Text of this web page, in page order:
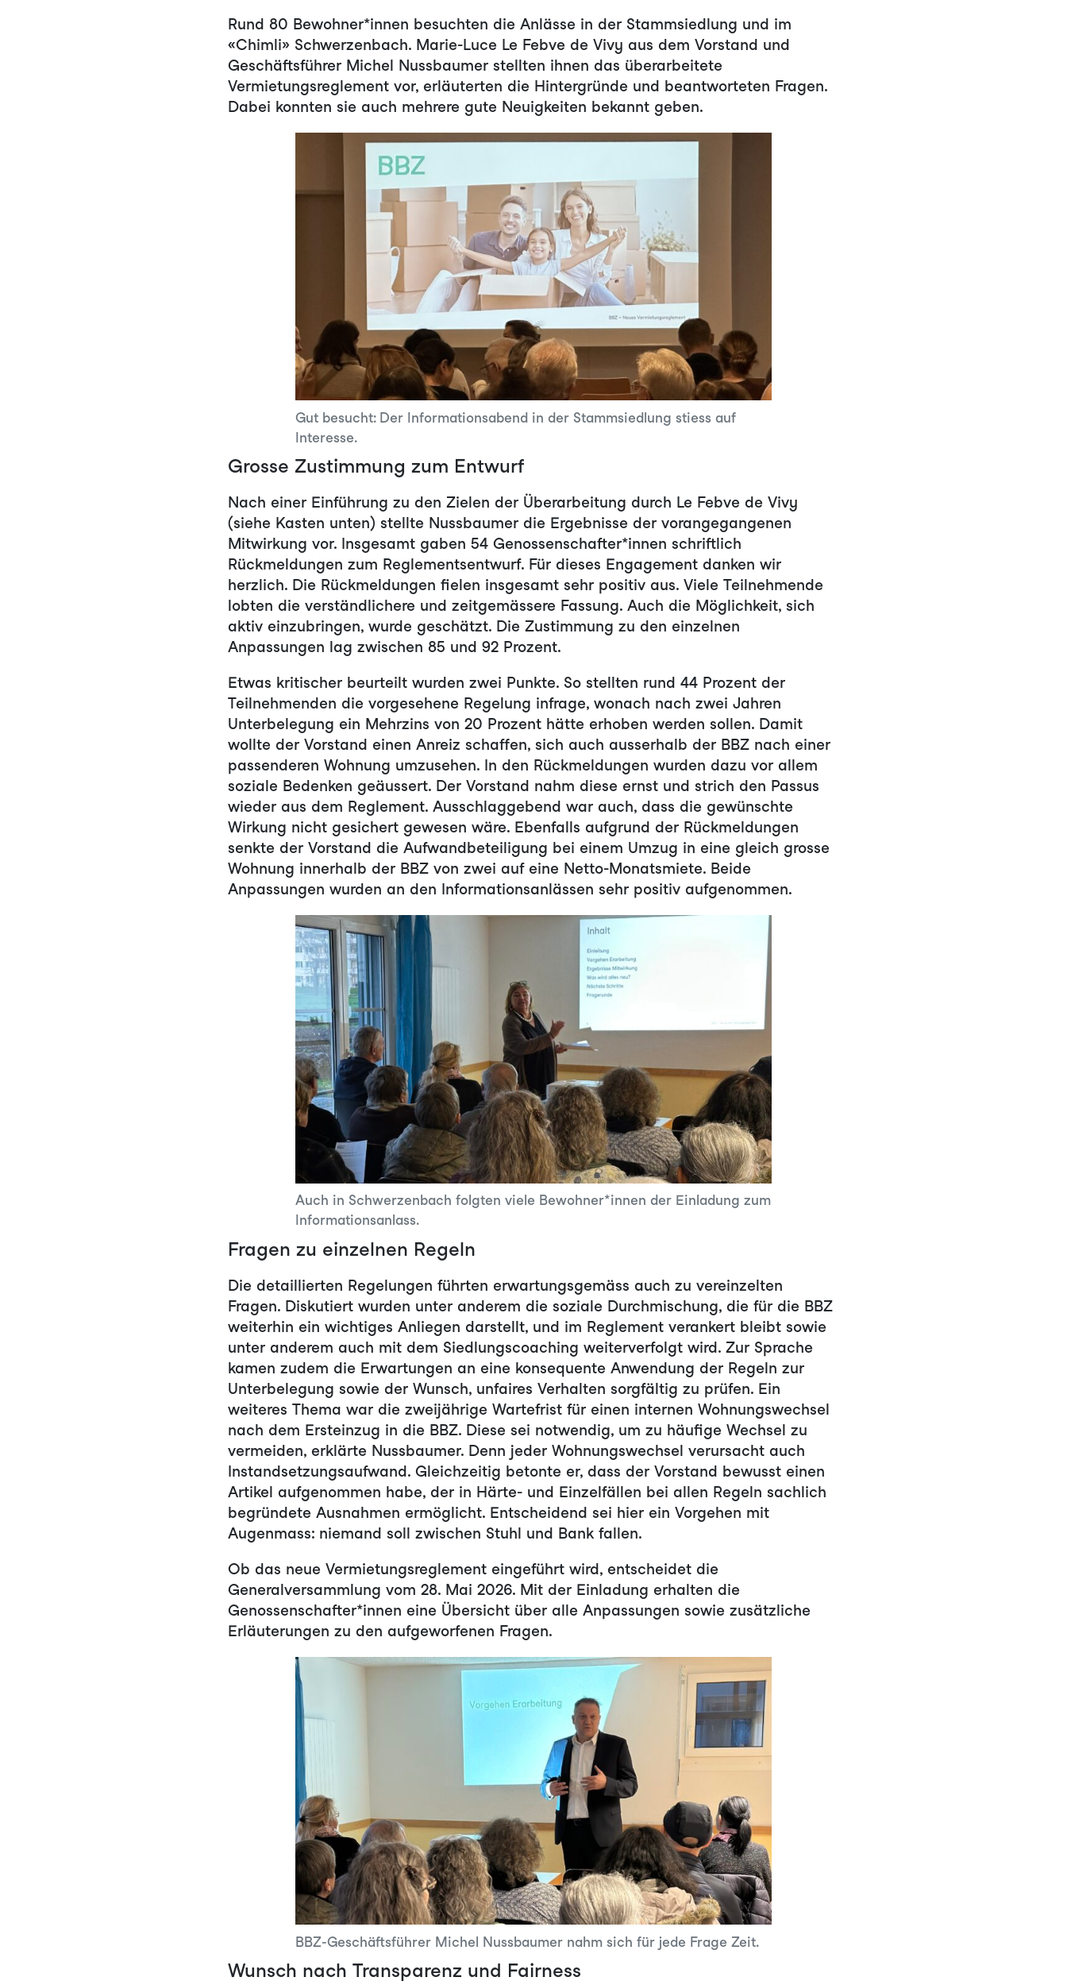
Rund 80 Bewohner*innen besuchten die Anlässe in der Stammsiedlung und im
«Chimli» Schwerzenbach. Marie-Luce Le Febve de Vivy aus dem Vorstand und
Geschäftsführer Michel Nussbaumer stellten ihnen das überarbeitete
Vermietungsreglement vor, erläuterten die Hintergründe und beantworteten Fragen.
Dabei konnten sie auch mehrere gute Neuigkeiten bekannt geben.
Gut besucht: Der Informationsabend in der Stammsiedlung stiess auf
Interesse.
Grosse Zustimmung zum Entwurf
Nach einer Einführung zu den Zielen der Überarbeitung durch Le Febve de Vivy
(siehe Kasten unten) stellte Nussbaumer die Ergebnisse der vorangegangenen
Mitwirkung vor. Insgesamt gaben 54 Genossenschafter*innen schriftlich
Rückmeldungen zum Reglementsentwurf. Für dieses Engagement danken wir
herzlich. Die Rückmeldungen fielen insgesamt sehr positiv aus. Viele Teilnehmende
lobten die verständlichere und zeitgemässere Fassung. Auch die Möglichkeit, sich
aktiv einzubringen, wurde geschätzt. Die Zustimmung zu den einzelnen
Anpassungen lag zwischen 85 und 92 Prozent.
Etwas kritischer beurteilt wurden zwei Punkte. So stellten rund 44 Prozent der
Teilnehmenden die vorgesehene Regelung infrage, wonach nach zwei Jahren
Unterbelegung ein Mehrzins von 20 Prozent hätte erhoben werden sollen. Damit
wollte der Vorstand einen Anreiz schaffen, sich auch ausserhalb der BBZ nach einer
passenderen Wohnung umzusehen. In den Rückmeldungen wurden dazu vor allem
soziale Bedenken geäussert. Der Vorstand nahm diese ernst und strich den Passus
wieder aus dem Reglement. Ausschlaggebend war auch, dass die gewünschte
Wirkung nicht gesichert gewesen wäre. Ebenfalls aufgrund der Rückmeldungen
senkte der Vorstand die Aufwandbeteiligung bei einem Umzug in eine gleich grosse
Wohnung innerhalb der BBZ von zwei auf eine Netto-Monatsmiete. Beide
Anpassungen wurden an den Informationsanlässen sehr positiv aufgenommen.
Auch in Schwerzenbach folgten viele Bewohner*innen der Einladung zum
Informationsanlass.
Fragen zu einzelnen Regeln
Die detaillierten Regelungen führten erwartungsgemäss auch zu vereinzelten
Fragen. Diskutiert wurden unter anderem die soziale Durchmischung, die für die BBZ
weiterhin ein wichtiges Anliegen darstellt, und im Reglement verankert bleibt sowie
unter anderem auch mit dem Siedlungscoaching weiterverfolgt wird. Zur Sprache
kamen zudem die Erwartungen an eine konsequente Anwendung der Regeln zur
Unterbelegung sowie der Wunsch, unfaires Verhalten sorgfältig zu prüfen. Ein
weiteres Thema war die zweijährige Wartefrist für einen internen Wohnungswechsel
nach dem Ersteinzug in die BBZ. Diese sei notwendig, um zu häufige Wechsel zu
vermeiden, erklärte Nussbaumer. Denn jeder Wohnungswechsel verursacht auch
Instandsetzungsaufwand. Gleichzeitig betonte er, dass der Vorstand bewusst einen
Artikel aufgenommen habe, der in Härte- und Einzelfällen bei allen Regeln sachlich
begründete Ausnahmen ermöglicht. Entscheidend sei hier ein Vorgehen mit
Augenmass: niemand soll zwischen Stuhl und Bank fallen.
Ob das neue Vermietungsreglement eingeführt wird, entscheidet die
Generalversammlung vom 28. Mai 2026. Mit der Einladung erhalten die
Genossenschafter*innen eine Übersicht über alle Anpassungen sowie zusätzliche
Erläuterungen zu den aufgeworfenen Fragen.
BBZ-Geschäftsführer Michel Nussbaumer nahm sich für jede Frage Zeit.
Wunsch nach Transparenz und Fairness